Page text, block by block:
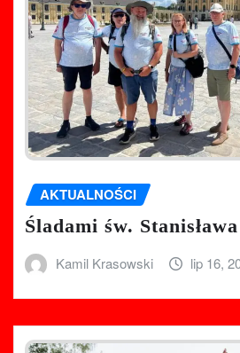
AKTUALNOŚCI
Śladami św.
Kamil Krasowski lip 16,